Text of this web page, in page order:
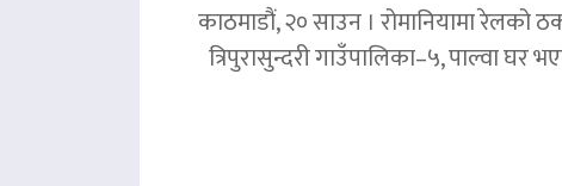
काठमाडौं, २० साउन । रोमानियामा रेलको
त्रिपुरासुन्दरी गाउँपालिका–५, पाल्वा घर